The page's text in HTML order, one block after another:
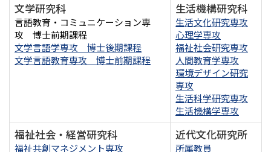
文学研究科
言語教育・コミュニケーション専
攻 博士前期課程
文学言語学専攻 博士後期課程
文学言語教育専攻 博士前期課程
生活機構研究科
生活文化研究専攻
心理学専攻
福祉社会研究専攻
人間教育学専攻
環境デザイン研究
専攻
生活科学研究専攻
生活機構学専攻
福祉社会・経営研究科
福祉共創マネジメント専攻
近代文化研究所
所属教員